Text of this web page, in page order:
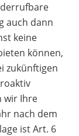
auch dann
keine
können,
zukünftigen
wir Ihre
nach dem
ist Art. 6